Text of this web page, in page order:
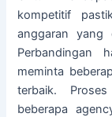
kompetitif
anggaran yang
Perbandingan
meminta
terbaik.
beberapa